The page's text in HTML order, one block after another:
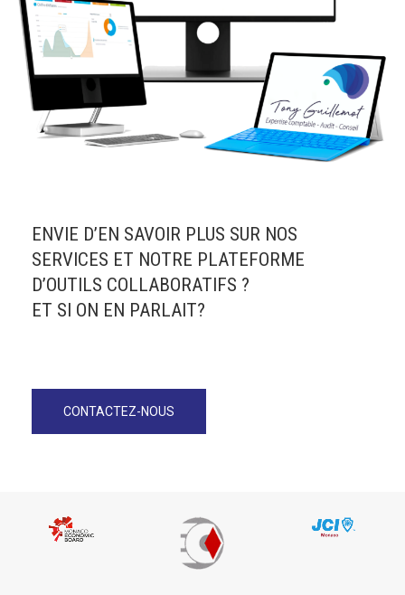
ENVIE D’EN SAVOIR PLUS SUR NOS
SERVICES ET NOTRE PLATEFORME
D’OUTILS COLLABORATIFS ?
ET SI ON EN PARLAIT?
CONTACTEZ-NOUS